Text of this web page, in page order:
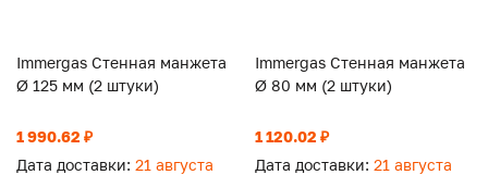
Immergas Стенная манжета
Ø 125 мм (2 штуки)
1 990.62 ₽
Дата доставки: 21 августа
Immergas Стенная манжета
Ø 80 мм (2 штуки)
1 120.02 ₽
Дата доставки: 21 августа